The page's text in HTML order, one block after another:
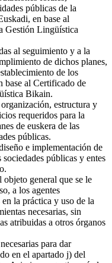
públicas de la
en base al
Gestión Lingüística
al seguimiento y a la
de dichos planes,
de los
base al Certificado de
Bikain.
estructura y
requeridos para la
de euskera de las
públicas.
e implementación de
públicas y entes
objeto general que se le
a los agentes
la práctica y uso de la
necesarias, sin
atribuidas a otros órganos
para dar
en el apartado j) del